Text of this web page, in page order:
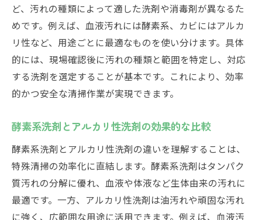
ど、汚れの種類によって適した洗剤や消毒剤が異なるた
めです。例えば、血液汚れには酵素系、カビにはアルカ
リ性など、用途ごとに最適なものを使い分けます。具体
的には、現場確認後に汚れの種類と範囲を特定し、対応
する洗剤を選定することが基本です。これにより、効率
的かつ安全な清掃作業が実現できます。
酵素系洗剤とアルカリ性洗剤の効果的な比較
酵素系洗剤とアルカリ性洗剤の違いを理解することは、
特殊清掃の効率化に直結します。酵素系洗剤はタンパク
質汚れの分解に優れ、血液や体液など生体由来の汚れに
最適です。一方、アルカリ性洗剤は油汚れや頑固な汚れ
に強く、広範囲な用途に活用できます。例えば、血液汚